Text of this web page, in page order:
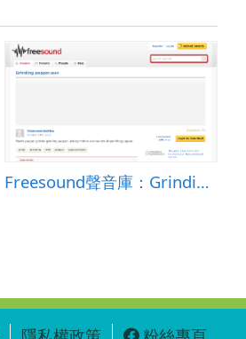
Freesound聲音庫：Grinding pepper.wav